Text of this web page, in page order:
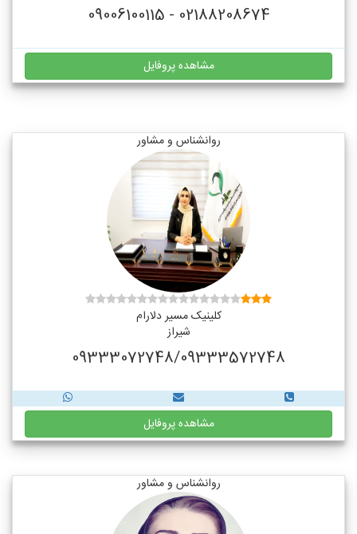
02188208674 - 09006100115
مشاهده پروفایل
روانشناس و مشاور
کلینیک مسیر دلارام
شیراز
09333072748/09333572748
مشاهده پروفایل
روانشناس و مشاور